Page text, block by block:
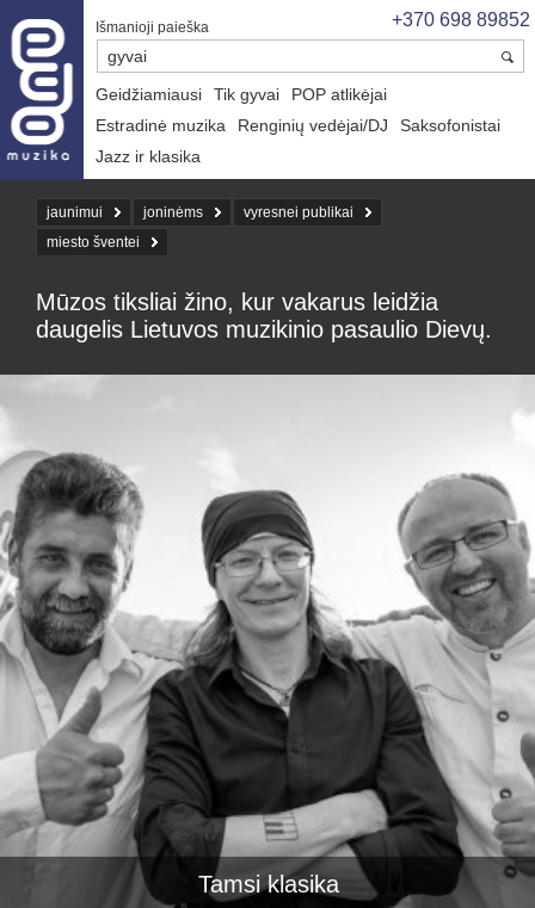
+370 698 89852
Išmanioji paieška
Geidžiamiausi Tik gyvai
POP atlikėjai
Estradinė muzika
Renginių vedėjai/DJ
Saksofonistai
Jazz ir klasika
jaunimui joninėms
vyresnei publikai
miesto šventei
Mūzos tiksliai žino, kur vakarus leidžia
daugelis Lietuvos muzikinio pasaulio Dievų.
Tamsi klasika